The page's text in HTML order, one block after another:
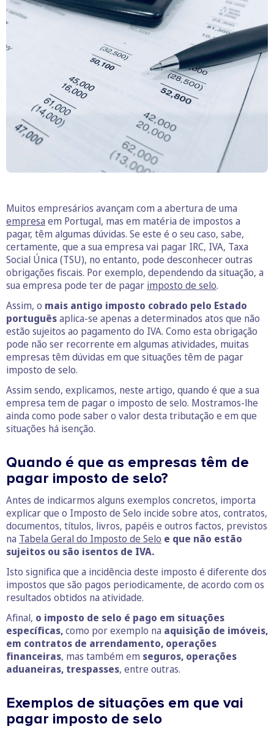
Muitos empresários avançam com a abertura de uma
empresa em Portugal, mas em matéria de impostos a
pagar, têm algumas dúvidas. Se este é o seu caso, sabe,
certamente, que a sua empresa vai pagar IRC, IVA, Taxa
Social Única (TSU), no entanto, pode desconhecer outras
obrigações fiscais. Por exemplo, dependendo da situação, a
sua empresa pode ter de pagar imposto de selo.
Assim, o mais antigo imposto cobrado pelo Estado
portuguêsaplica-se apenas a determinados atos que não
estão sujeitos ao pagamento do IVA. Como esta obrigação
pode não ser recorrente em algumas atividades, muitas
empresas têm dúvidas em que situações têm de pagar
imposto de selo.
Assim sendo, explicamos, neste artigo, quando é que a sua
empresa tem de pagar o imposto de selo. Mostramos-lhe
ainda como pode saber o valor desta tributação e em que
situações há isenção.
Quando é que as empresas têm de
pagar imposto de selo?
Antes de indicarmos alguns exemplos concretos, importa
explicar que o Imposto de Selo incide sobre atos, contratos,
documentos, títulos, livros, papéis e outros factos, previstos
na Tabela Geral do Imposto de Selo e que não estão
sujeitos ou são isentos de IVA.
Isto significa que a incidência deste imposto é diferente dos
impostos que são pagos periodicamente, de acordo com os
resultados obtidos na atividade.
Afinal, o imposto de selo é pago em situações
específicas,como por exemplo na aquisição de imóveis,
em contratos de arrendamento, operações
financeiras, mas também em seguros, operações
aduaneiras, trespasses, entre outras.
Exemplos de situações em que vai
pagar imposto de selo